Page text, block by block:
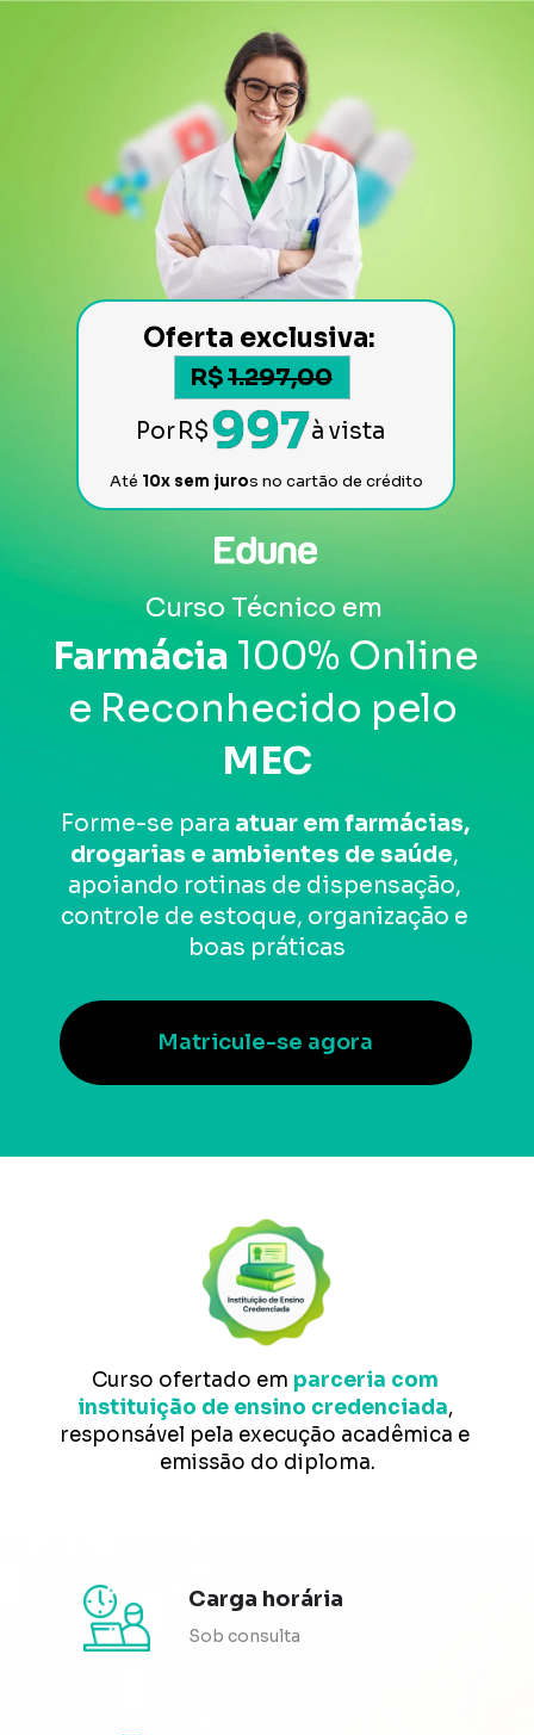
Farmácia 100% Online
MEC
Forme-se para atuar em farmácias,
drogarias e ambientes de saúde,
apoiando rotinas de dispensação,
controle de estoque, organização e
boas práticas
Matricule-se agora
Por
Até 10x sem juros no cartão de crédito
R$
Oferta exclusiva:
R$
997
1.297,00
à vista
Curso ofertado em parceria com
instituição de ensino credenciada,
responsável pela execução acadêmica e
emissão do diploma.
Carga horária
Sob consulta